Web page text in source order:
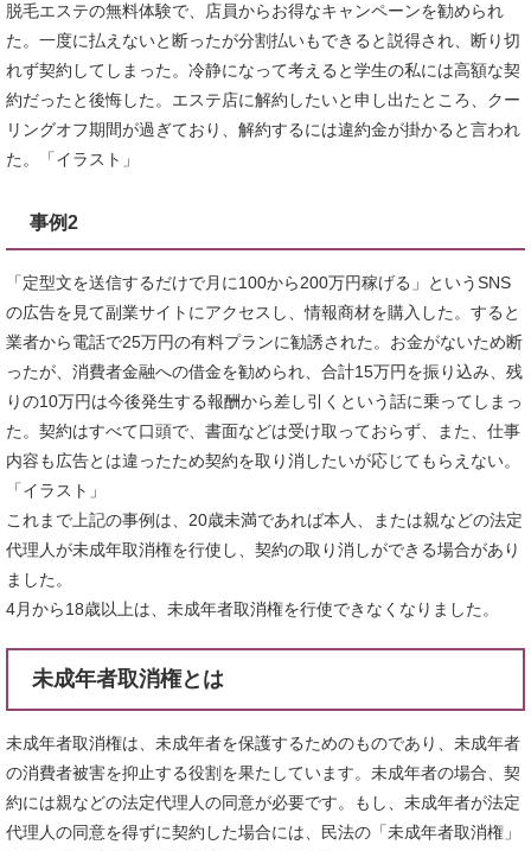
脱毛エステの無料体験で、店員からお得なキャンペーンを勧められ
た。一度に払えないと断ったが分割払いもできると説得され、断り切
れず契約してしまった。冷静になって考えると学生の私には高額な契
約だったと後悔した。エステ店に解約したいと申し出たところ、クー
リングオフ期間が過ぎており、解約するには違約金が掛かると言われ
た。「イラスト」
事例2
「定型文を送信するだけで月に100から200万円稼げる」というSNS
の広告を見て副業サイトにアクセスし、情報商材を購入した。すると
業者から電話で25万円の有料プランに勧誘された。お金がないため断
ったが、消費者金融への借金を勧められ、合計15万円を振り込み、残
りの10万円は今後発生する報酬から差し引くという話に乗ってしまっ
た。契約はすべて口頭で、書面などは受け取っておらず、また、仕事
内容も広告とは違ったため契約を取り消したいが応じてもらえない。
「イラスト」
これまで上記の事例は、20歳未満であれば本人、または親などの法定
代理人が未成年取消権を行使し、契約の取り消しができる場合があり
ました。
4月から18歳以上は、未成年者取消権を行使できなくなりました。
未成年者取消権とは
未成年者取消権は、未成年者を保護するためのものであり、未成年者
の消費者被害を抑止する役割を果たしています。未成年者の場合、契
約には親などの法定代理人の同意が必要です。もし、未成年者が法定
代理人の同意を得ずに契約した場合には、民法の「未成年者取消権」